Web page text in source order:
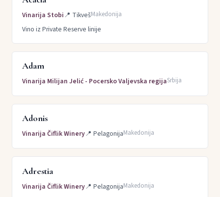
Vinarija Stobi📍 TikvešMakedonija
Vino iz Private Reserve linije
Adam
Vinarija Milijan Jelić - Pocersko Valjevska regijaSrbija
Adonis
Vinarija Čiflik Winery📍 PelagonijaMakedonija
Adrestia
Vinarija Čiflik Winery📍 PelagonijaMakedonija